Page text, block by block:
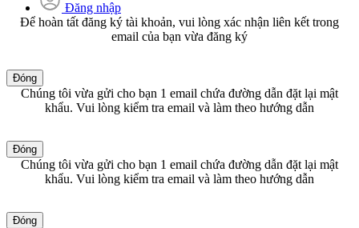
Đăng nhập
Để hoàn tất đăng ký tài khoản, vui lòng xác nhận liên kết trong
email của bạn vừa đăng ký
Đóng
Chúng tôi vừa gửi cho bạn 1 email chứa đường dẫn đặt lại mật
khẩu. Vui lòng kiểm tra email và làm theo hướng dẫn
Đóng
Chúng tôi vừa gửi cho bạn 1 email chứa đường dẫn đặt lại mật
khẩu. Vui lòng kiểm tra email và làm theo hướng dẫn
Đóng